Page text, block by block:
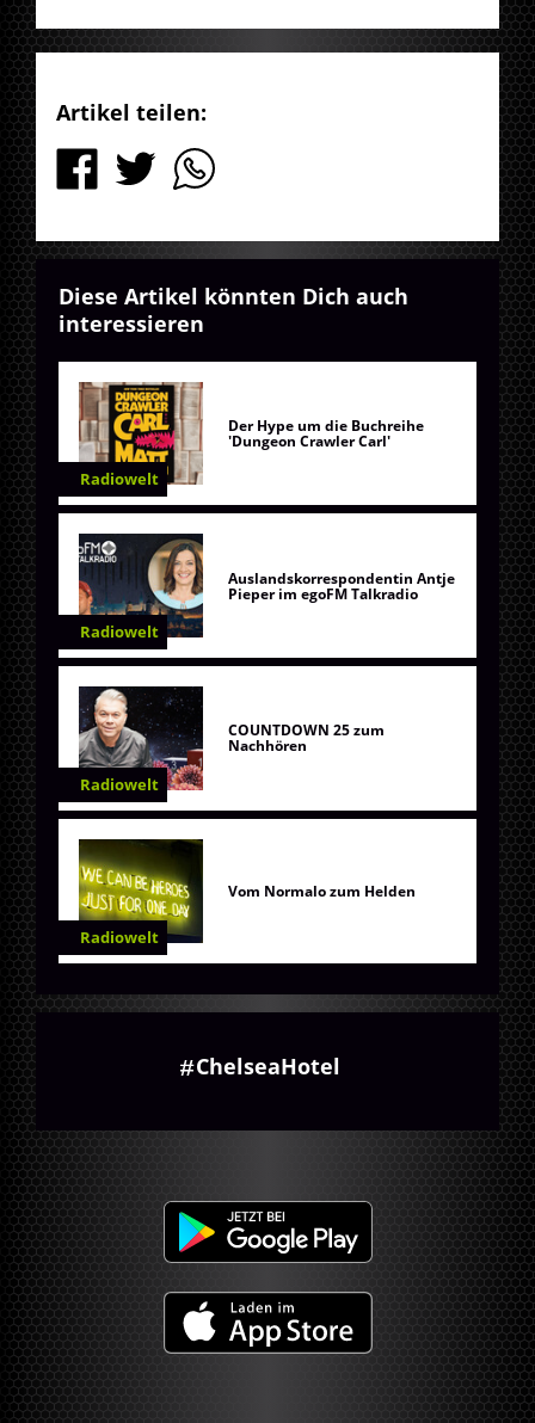
Artikel teilen:
Diese Artikel könnten Dich auch
interessieren
Radiowelt
Der Hype um die Buchreihe
'Dungeon Crawler Carl'
Radiowelt
Auslandskorrespondentin Antje
Pieper im egoFM Talkradio
Radiowelt
COUNTDOWN 25 zum
Nachhören
Radiowelt
Vom Normalo zum Helden
ChelseaHotel